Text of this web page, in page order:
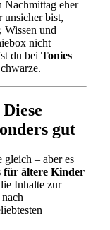
Nachmittag eher
bist,
Wissen und
nicht
du bei Tonies
gut
gleich – aber es
für ältere Kinder
Inhalte zur